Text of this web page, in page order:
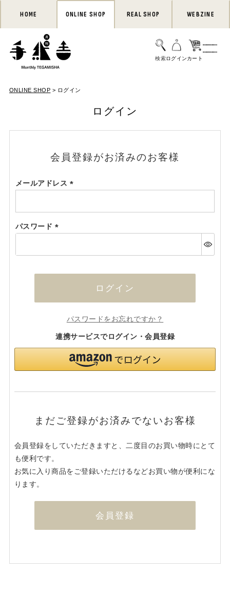
HOME ONLINE SHOP REAL SHOP WEBZINE
ONLINE SHOP ログイン
ログイン
会員登録がお済みのお客様
メールアドレス
須)
パスワード
須)
ログイン
パスワードをお忘れですか？
連携サービスでログイン・会員登録
まだご登録がお済みでないお客様
会員登録をしていただきますと、二度目のお買い物時にとて
も便利です。
お気に入り商品をご登録いただけるなどお買い物が便利にな
ります。
会員登録